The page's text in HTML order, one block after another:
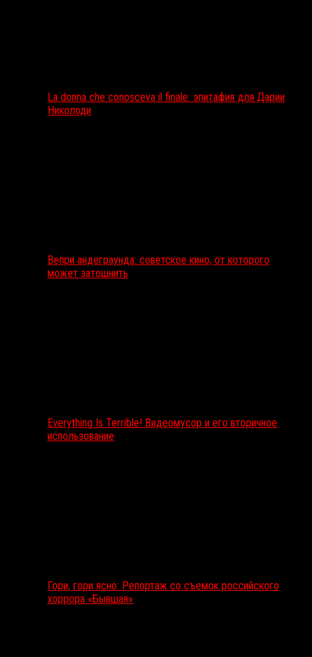
La donna che conosceva il finale: эпитафия для Дарии
Николоди
Вепри андеграунда: советское кино, от которого
может затошнить
Everything Is Terrible! Видеомусор и его вторичное
использование
Гори, гори ясно: Репортаж со съемок российского
хоррора «Бывшая»